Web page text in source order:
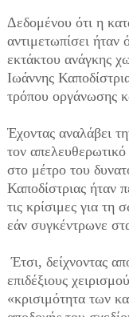
Δεδομένου ότι η
αντιμετωπίσει
εκτάκτου ανάγκης
Ιωάννης
τρόπου οργάνωσης
Έχοντας αναλάβει
τον
στο μέτρο του
Καποδίστριας ήταν
τις κρίσιμες για τη
εάν συγκέντρωνε
Έτσι, δείχνοντας
επιδέξιους
«κρισιμότητα των